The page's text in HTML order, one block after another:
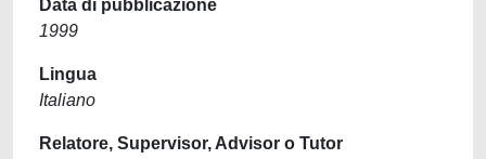
Data di pubblicazione
1999
Lingua
Italiano
Relatore, Supervisor, Advisor o Tutor